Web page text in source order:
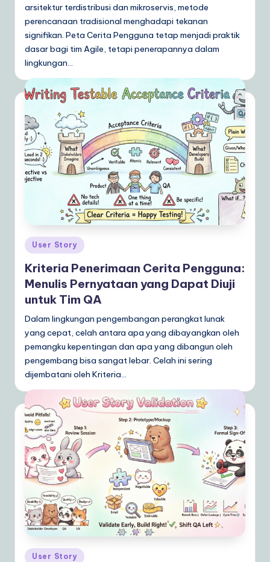
arsitektur terdistribusi dan mikroservis, metode
perencanaan tradisional menghadapi tekanan
signifikan. Peta Cerita Pengguna tetap menjadi praktik
dasar bagi tim Agile, tetapi penerapannya dalam
lingkungan…
Posted
User Story
Kriteria Penerimaan Cerita Pengguna:
Menulis Pernyataan yang Dapat Diuji
untuk Tim QA
Dalam lingkungan pengembangan perangkat lunak
yang cepat, celah antara apa yang dibayangkan oleh
pemangku kepentingan dan apa yang dibangun oleh
pengembang bisa sangat lebar. Celah ini sering
dijembatani oleh Kriteria…
Posted
User Story